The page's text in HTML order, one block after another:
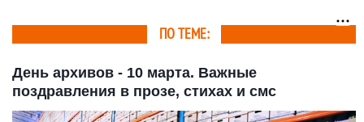
ПО ТЕМЕ:
День архивов - 10 марта. Важные
поздравления в прозе, стихах и смс